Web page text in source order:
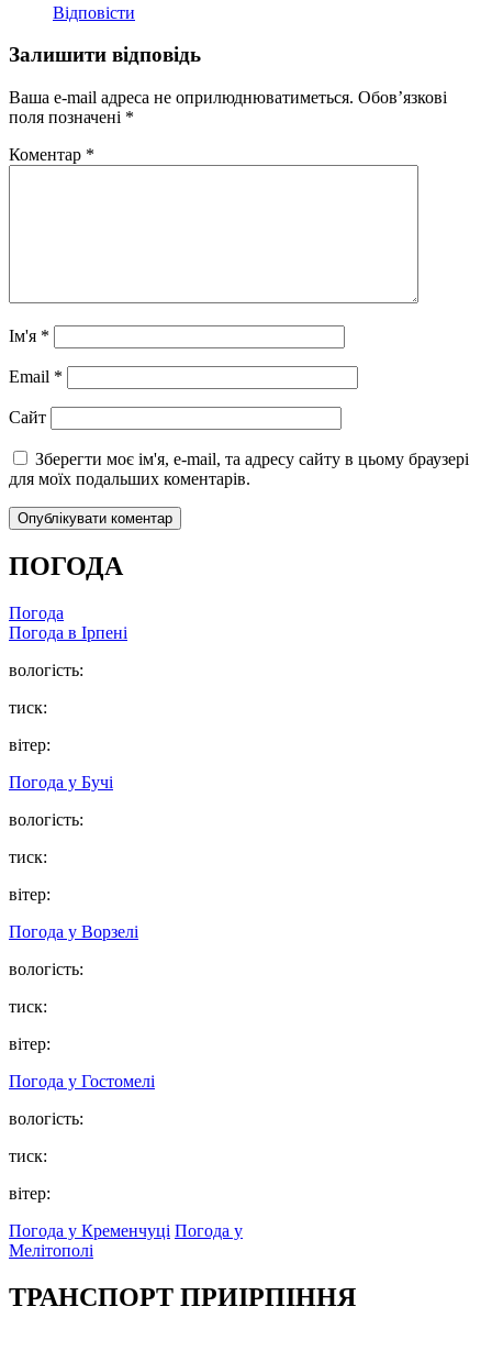
Відповісти
Залишити відповідь
Ваша e-mail адреса не оприлюднюватиметься. Обов’язкові
поля позначені *
Коментар *
Ім'я *
Email *
Сайт
Зберегти моє ім'я, e-mail, та адресу сайту в цьому браузері
для моїх подальших коментарів.
ПОГОДА
Погода
Погода в Ірпені
вологість:
тиск:
вітер:
Погода у Бучі
вологість:
тиск:
вітер:
Погода у Ворзелі
вологість:
тиск:
вітер:
Погода у Гостомелі
вологість:
тиск:
вітер:
Погода у Кременчуці Погода у
Мелітополі
ТРАНСПОРТ ПРИІРПІННЯ